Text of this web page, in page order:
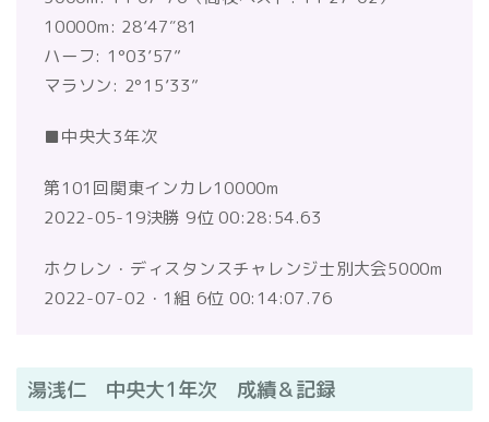
10000m: 28’47″81
ハーフ: 1°03’57”
マラソン: 2°15’33”
■中央大3年次
第101回関東インカレ10000m
2022-05-19決勝 9位 00:28:54.63
ホクレン・ディスタンスチャレンジ⼠別大会5000m
2022-07-02・1組 6位 00:14:07.76
湯浅仁 中央大1年次 成績＆記録